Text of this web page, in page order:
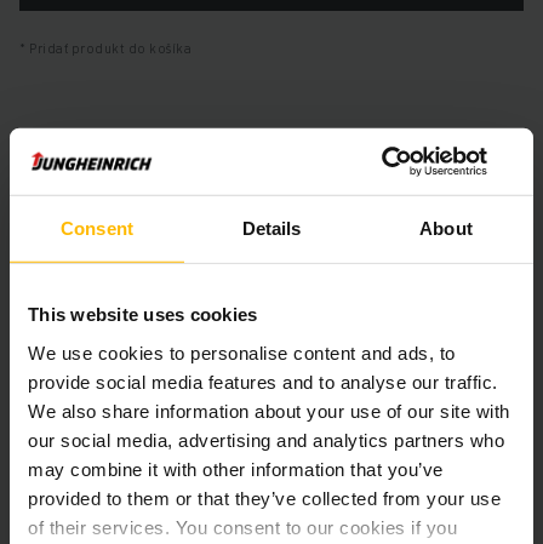
Consent Details About
This website uses cookies
We use cookies to personalise content and ads, to
provide social media features and to analyse our traffic.
We also share information about your use of our site with
our social media, advertising and analytics partners who
may combine it with other information that you’ve
provided to them or that they’ve collected from your use
of their services. You consent to our cookies if you
Pridať produkt do košíka
Informácie o výrobku
Nasledujúca časť poskytuje komplexný prehľad technických
Technické údaje
Batéria
Oloveno-kyselinová, 80 V /
620 Ah
Battery Refurbishment Year
Rok 2020